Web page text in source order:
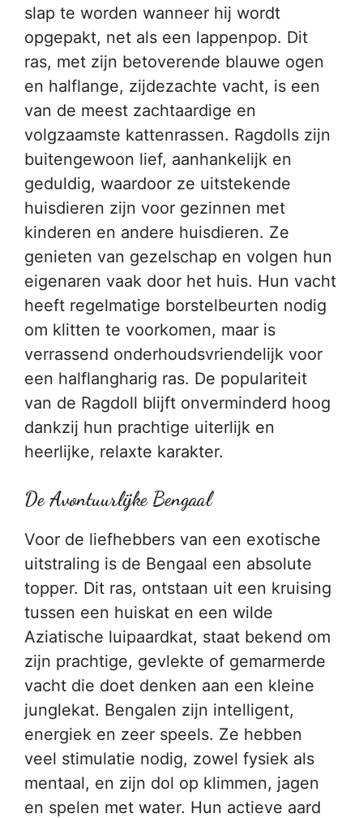
slap te worden wanneer hij wordt
opgepakt, net als een lappenpop. Dit
ras, met zijn betoverende blauwe ogen
en halflange, zijdezachte vacht, is een
van de meest zachtaardige en
volgzaamste kattenrassen. Ragdolls zijn
buitengewoon lief, aanhankelijk en
geduldig, waardoor ze uitstekende
huisdieren zijn voor gezinnen met
kinderen en andere huisdieren. Ze
genieten van gezelschap en volgen hun
eigenaren vaak door het huis. Hun vacht
heeft regelmatige borstelbeurten nodig
om klitten te voorkomen, maar is
verrassend onderhoudsvriendelijk voor
een halflangharig ras. De populariteit
van de Ragdoll blijft onverminderd hoog
dankzij hun prachtige uiterlijk en
heerlijke, relaxte karakter.
De Avontuurlijke Bengaal
Voor de liefhebbers van een exotische
uitstraling is de Bengaal een absolute
topper. Dit ras, ontstaan uit een kruising
tussen een huiskat en een wilde
Aziatische luipaardkat, staat bekend om
zijn prachtige, gevlekte of gemarmerde
vacht die doet denken aan een kleine
junglekat. Bengalen zijn intelligent,
energiek en zeer speels. Ze hebben
veel stimulatie nodig, zowel fysiek als
mentaal, en zijn dol op klimmen, jagen
en spelen met water. Hun actieve aard